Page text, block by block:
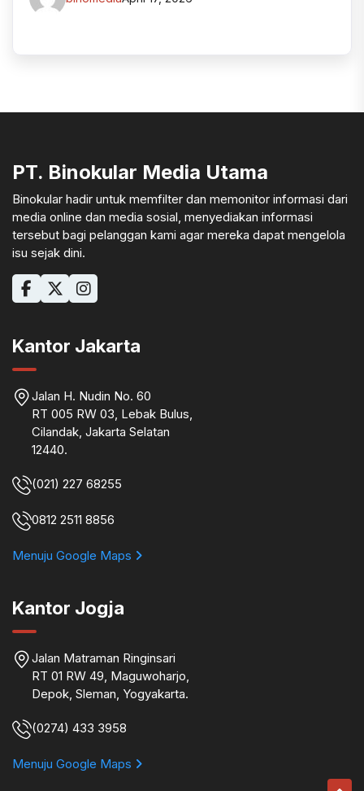
PT. Binokular Media Utama
Binokular hadir untuk memfilter dan memonitor informasi dari
media online dan media sosial, menyediakan informasi
tersebut bagi pelanggan kami agar mereka dapat mengelola
isu sejak dini.
Kantor Jakarta
Jalan H. Nudin No. 60
RT 005 RW 03, Lebak Bulus,
Cilandak, Jakarta Selatan
12440.
(021) 227 68255
0812 2511 8856
Menuju Google Maps
Kantor Jogja
Jalan Matraman Ringinsari
RT 01 RW 49, Maguwoharjo,
Depok, Sleman, Yogyakarta.
(0274) 433 3958
Menuju Google Maps